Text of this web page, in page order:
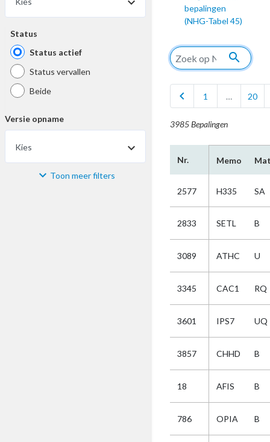
Status
Status actief
Status vervallen
Beide
Versie opname
Kies
Materiaal Toon meer filters
bepalingen
(NHG-Tabel 45)
search
chevron_left 1 … 20
3985 Bepalingen
Nr. Memo
2577 H335 SA
2833 SETL B
3089 ATHC U
3345 CAC1 RQ
3601 IPS7 UQ
3857 CHHD B
18 AFIS B
786 OPIA B